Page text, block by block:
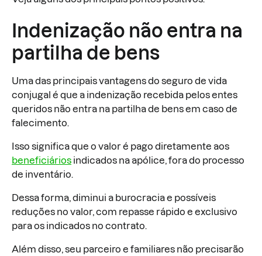
Indenização não entra na
partilha de bens
Uma das principais vantagens do seguro de vida
conjugal é que a indenização recebida pelos entes
queridos não entra na partilha de bens em caso de
falecimento.
Isso significa que o valor é pago diretamente aos
beneficiários indicados na apólice, fora do processo
de inventário.
Dessa forma, diminui a burocracia e possíveis
reduções no valor, com repasse rápido e exclusivo
para os indicados no contrato.
Além disso, seu parceiro e familiares não precisarão